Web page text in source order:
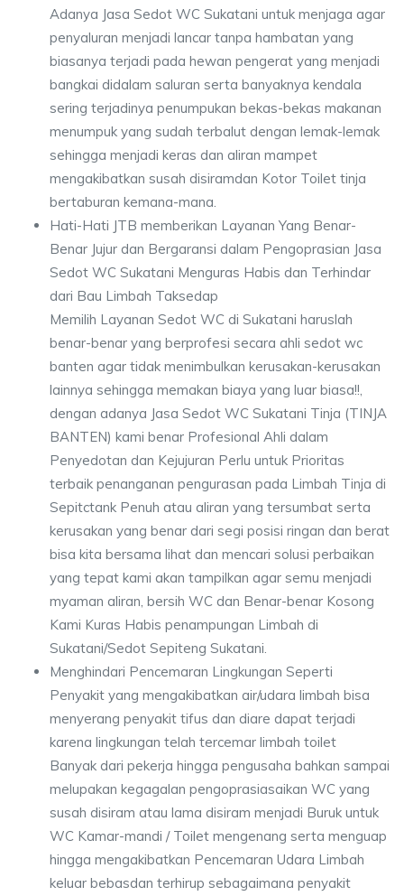
Adanya Jasa Sedot WC Sukatani untuk menjaga agar
penyaluran menjadi lancar tanpa hambatan yang
biasanya terjadi pada hewan pengerat yang menjadi
bangkai didalam saluran serta banyaknya kendala
sering terjadinya penumpukan bekas-bekas makanan
menumpuk yang sudah terbalut dengan lemak-lemak
sehingga menjadi keras dan aliran mampet
mengakibatkan susah disiramdan Kotor Toilet tinja
bertaburan kemana-mana.
Hati-Hati JTB memberikan Layanan Yang Benar-
Benar Jujur dan Bergaransi dalam Pengoprasian Jasa
Sedot WC Sukatani Menguras Habis dan Terhindar
dari Bau Limbah Taksedap
Memilih Layanan Sedot WC di Sukatani haruslah
benar-benar yang berprofesi secara ahli sedot wc
banten agar tidak menimbulkan kerusakan-kerusakan
lainnya sehingga memakan biaya yang luar biasa!!,
dengan adanya Jasa Sedot WC Sukatani Tinja (TINJA
BANTEN) kami benar Profesional Ahli dalam
Penyedotan dan Kejujuran Perlu untuk Prioritas
terbaik penanganan pengurasan pada Limbah Tinja di
Sepitctank Penuh atau aliran yang tersumbat serta
kerusakan yang benar dari segi posisi ringan dan berat
bisa kita bersama lihat dan mencari solusi perbaikan
yang tepat kami akan tampilkan agar semu menjadi
myaman aliran, bersih WC dan Benar-benar Kosong
Kami Kuras Habis penampungan Limbah di
Sukatani/Sedot Sepiteng Sukatani.
Menghindari Pencemaran Lingkungan Seperti
Penyakit yang mengakibatkan air/udara limbah bisa
menyerang penyakit tifus dan diare dapat terjadi
karena lingkungan telah tercemar limbah toilet
Banyak dari pekerja hingga pengusaha bahkan sampai
melupakan kegagalan pengoprasiasaikan WC yang
susah disiram atau lama disiram menjadi Buruk untuk
WC Kamar-mandi / Toilet mengenang serta menguap
hingga mengakibatkan Pencemaran Udara Limbah
keluar bebasdan terhirup sebagaimana penyakit